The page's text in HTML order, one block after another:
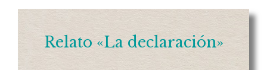
Relato «La declaración»